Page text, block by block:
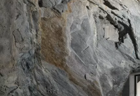
Medias
Publications
About
FR /EN